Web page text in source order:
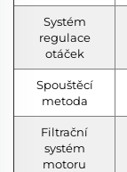
Systém
regulace
otáček
Spouštěcí
metoda
Filtrační
systém
motoru